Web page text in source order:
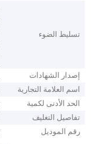
تسليط الضوء
إصدار الشهادات
اسم العلامة التجارية
الحد الأدنى لكمية
تفاصيل التغليف
رقم الموديل